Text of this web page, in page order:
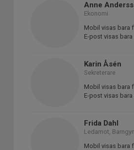
Anne
Ekonomi
Mobil visas bara
E-post visas
Karin Åsén
Sekreterare
Mobil visas bara
E-post visas
Frida Dahl
Ledamot,
Mobil visas bara